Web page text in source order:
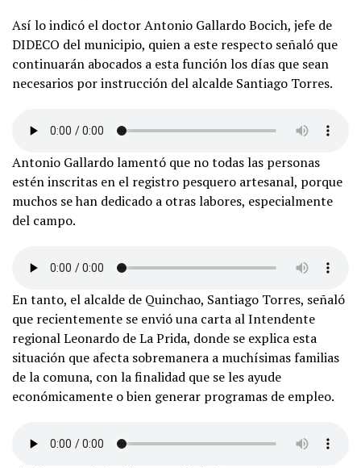
Así lo indicó el doctor Antonio Gallardo Bocich, jefe de
DIDECO del municipio, quien a este respecto señaló que
continuarán abocados a esta función los días que sean
necesarios por instrucción del alcalde Santiago Torres.
Antonio Gallardo lamentó que no todas las personas
estén inscritas en el registro pesquero artesanal, porque
muchos se han dedicado a otras labores, especialmente
del campo.
En tanto, el alcalde de Quinchao, Santiago Torres, señaló
que recientemente se envió una carta al Intendente
regional Leonardo de La Prida, donde se explica esta
situación que afecta sobremanera a muchísimas familias
de la comuna, con la finalidad que se les ayude
económicamente o bien generar programas de empleo.